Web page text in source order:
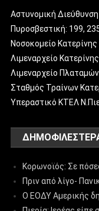
Αστυνομική
Πυροσβεστική: 199,
Νοσοκομείο
Λιμεναρχείο
Λιμεναρχείο
Σταθμός Τραίνων
Υπεραστικό ΚΤΕΛ
Κορωνοϊός: Σε
Πριν από λίγο-
Ο ΕΟΔΥ Αμερικής